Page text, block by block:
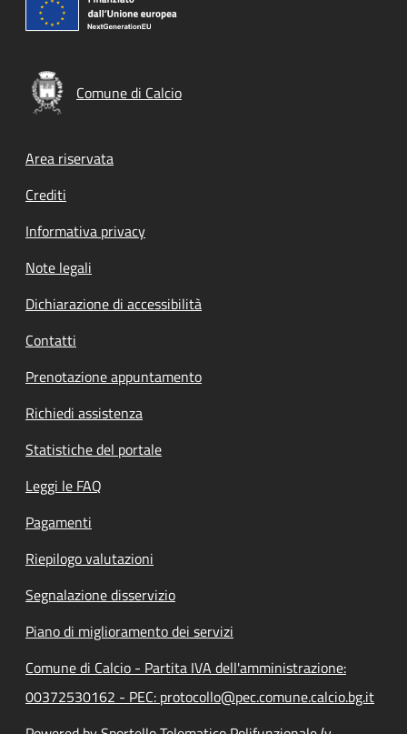
Comune di Calcio
Footer menu
Area riservata
Crediti
Informativa privacy
Note legali
Dichiarazione di accessibilità
Contatti
Prenotazione appuntamento
Richiedi assistenza
Statistiche del portale
Leggi le FAQ
Pagamenti
Riepilogo valutazioni
Segnalazione disservizio
Piano di miglioramento dei servizi
Comune di Calcio - Partita IVA dell'amministrazione:
00372530162 - PEC: protocollo@pec.comune.calcio.bg.it